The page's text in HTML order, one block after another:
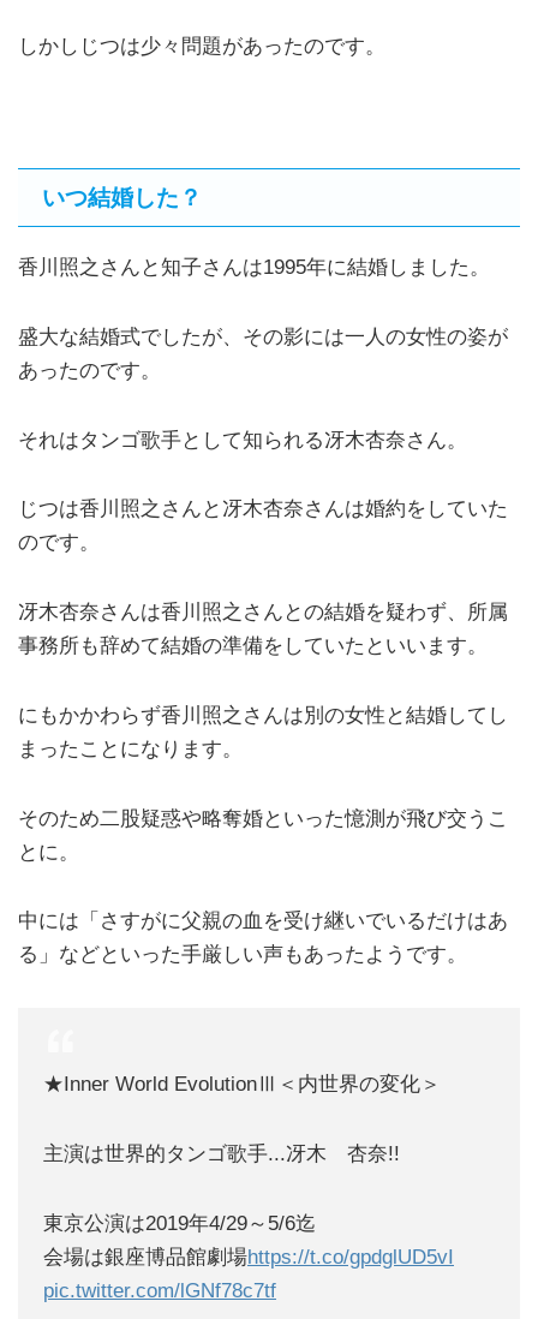
しかしじつは少々問題があったのです。
いつ結婚した？
香川照之さんと知子さんは1995年に結婚しました。
盛大な結婚式でしたが、その影には一人の女性の姿が
あったのです。
それはタンゴ歌手として知られる冴木杏奈さん。
じつは香川照之さんと冴木杏奈さんは婚約をしていた
のです。
冴木杏奈さんは香川照之さんとの結婚を疑わず、所属
事務所も辞めて結婚の準備をしていたといいます。
にもかかわらず香川照之さんは別の女性と結婚してし
まったことになります。
そのため二股疑惑や略奪婚といった憶測が飛び交うこ
とに。
中には「さすがに父親の血を受け継いでいるだけはあ
る」などといった手厳しい声もあったようです。
★Inner World EvolutionⅢ＜内世界の変化＞
主演は世界的タンゴ歌手...冴木 杏奈!!
東京公演は2019年4/29～5/6迄
会場は銀座博品館劇場https://t.co/gpdglUD5vI
pic.twitter.com/lGNf78c7tf